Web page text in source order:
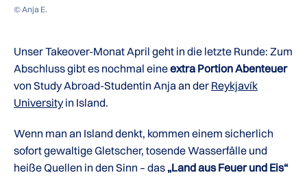
© Anja E.
Unser Takeover-Monat April geht in die letzte Runde: Zum
Abschluss gibt es nochmal eineextra Portion Abenteuer
von Study Abroad-Studentin Anja an der Reykjavík
Universityin Island.
Wenn man an Island denkt, kommen einem sicherlich
sofort gewaltige Gletscher, tosende Wasserfälle und
heiße Quellen in den Sinn – das „Land aus Feuer und Eis“